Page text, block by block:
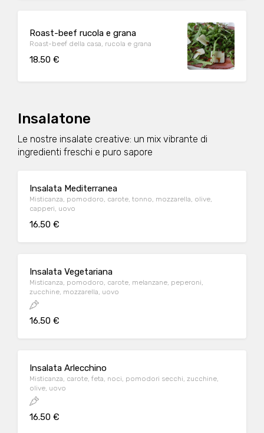
Roast-beef rucola e grana
Roast-beef della casa, rucola e grana
18.50 €
Insalatone
Le nostre insalate creative: un mix vibrante di
ingredienti freschi e puro sapore
Insalata Mediterranea
Misticanza, pomodoro, carote, tonno, mozzarella, olive,
capperi, uovo
16.50 €
Insalata Vegetariana
Misticanza, pomodoro, carote, melanzane, peperoni,
zucchine, mozzarella, uovo
16.50 €
Insalata Arlecchino
Misticanza, carote, feta, noci, pomodori secchi, zucchine,
olive, uovo
16.50 €